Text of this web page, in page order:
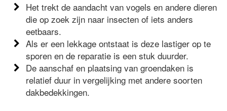
Het trekt de aandacht van vogels en andere dieren
die op zoek zijn naar insecten of iets anders
eetbaars.
Als er een lekkage ontstaat is deze lastiger op te
sporen en de reparatie is een stuk duurder.
De aanschaf en plaatsing van groendaken is
relatief duur in vergelijking met andere soorten
dakbedekkingen.